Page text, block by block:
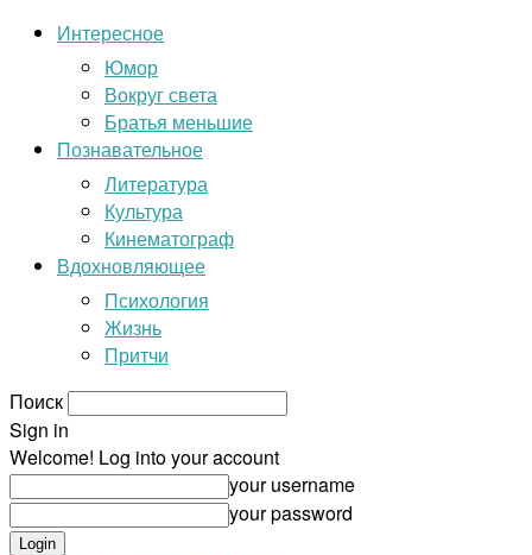
Интересное
Юмор
Вокруг света
Братья меньшие
Познавательное
Литература
Культура
Кинематограф
Вдохновляющее
Психология
Жизнь
Притчи
Поиск
Sign in
Welcome! Log into your account
your username
your password